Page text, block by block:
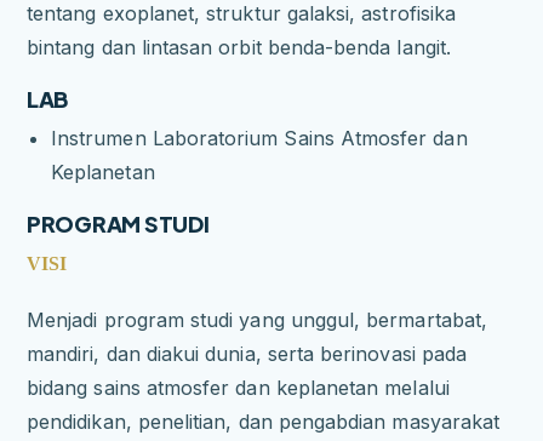
tentang exoplanet, struktur galaksi, astrofisika
bintang dan lintasan orbit benda-benda langit.
LAB
Instrumen Laboratorium Sains Atmosfer dan
Keplanetan
PROGRAM STUDI
VISI
Menjadi program studi yang unggul, bermartabat,
mandiri, dan diakui dunia, serta berinovasi pada
bidang sains atmosfer dan keplanetan melalui
pendidikan, penelitian, dan pengabdian masyarakat